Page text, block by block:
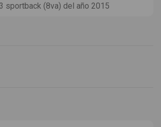
sportback (8va) del año 2015